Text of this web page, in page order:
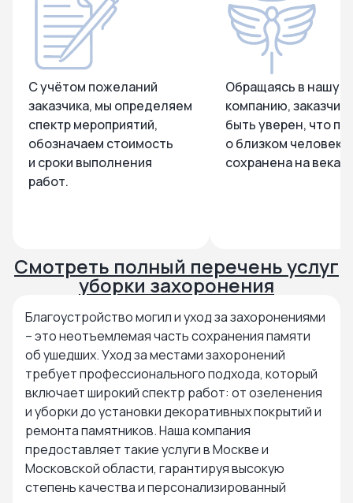
С учётом пожеланий
заказчика, мы определяем
спектр мероприятий,
обозначаем стоимость
и сроки выполнения
работ.
Обращаясь в нашу
компанию,
быть уверен, что
о близком
сохранена на века.
Смотреть полный перечень услуг
уборки захоронения
Благоустройство могил и уход за захоронениями
– это неотъемлемая часть сохранения памяти
об ушедших. Уход за местами захоронений
требует профессионального подхода, который
включает широкий спектр работ: от озеленения
и уборки до установки декоративных покрытий и
ремонта памятников. Наша компания
предоставляет такие услуги в Москве и
Московской области, гарантируя высокую
степень качества и персонализированный